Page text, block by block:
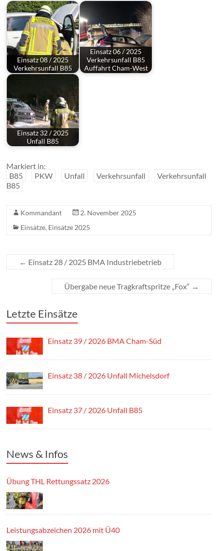
Einsatz 08 / 2025
Verkehrsunfall B85
Einsatz 06 / 2025
Verkehrsunfall B85
Auffahrt Cham-West
Einsatz 32 / 2025
Unfall B85
Markiert in:
B85
PKW Unfall Verkehrsunfall
Verkehrsunfall
B85
Kommandant
2. November 2025
Einsätze, Einsätze 2025
← Einsatz 28 / 2025 BMA Industriebetrieb
Übergabe neue Tragkraftspritze „Fox“ →
Letzte Einsätze
Einsatz 39 / 2026 BMA Cham-Süd
Einsatz 38 / 2026 Unfall Michelsdorf
Einsatz 37 / 2026 Unfall B85
News & Infos
Übung THL Rettungssatz 2026
Leistungsabzeichen 2026 mit Ü40